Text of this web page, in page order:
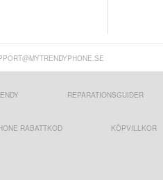
REPARATIONSGUIDER
RABATTKOD KÖPVILLKOR